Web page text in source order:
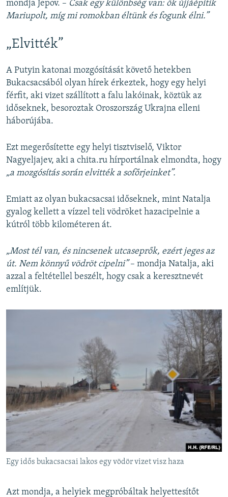
mondja Jepov. – Csak egy különbség van: ők újjáépítik
Mariupolt, míg mi romokban éltünk és fogunk élni.”
„Elvitték”
A Putyin katonai mozgósítását követő hetekben
Bukacsacsából olyan hírek érkeztek, hogy egy helyi
férfit, aki vizet szállított a falu lakóinak, köztük az
időseknek, besoroztak Oroszország Ukrajna elleni
háborújába.
Ezt megerősítette egy helyi tisztviselő, Viktor
Nagyeljajev, aki a chita.ru hírportálnak elmondta, hogy
„a mozgósítás során elvitték a sofőrjeinket”.
Emiatt az olyan bukacsacsai időseknek, mint Natalja
gyalog kellett a vízzel teli vödröket hazacipelnie a
kútról több kilométeren át.
„Most tél van, és nincsenek utcaseprők, ezért jeges az
út. Nem könnyű vödröt cipelni”– mondja Natalja, aki
azzal a feltétellel beszélt, hogy csak a keresztnevét
említjük.
Egy idős bukacsacsai lakos egy vödör vizet visz haza
Azt mondja, a helyiek megpróbáltak helyettesítőt